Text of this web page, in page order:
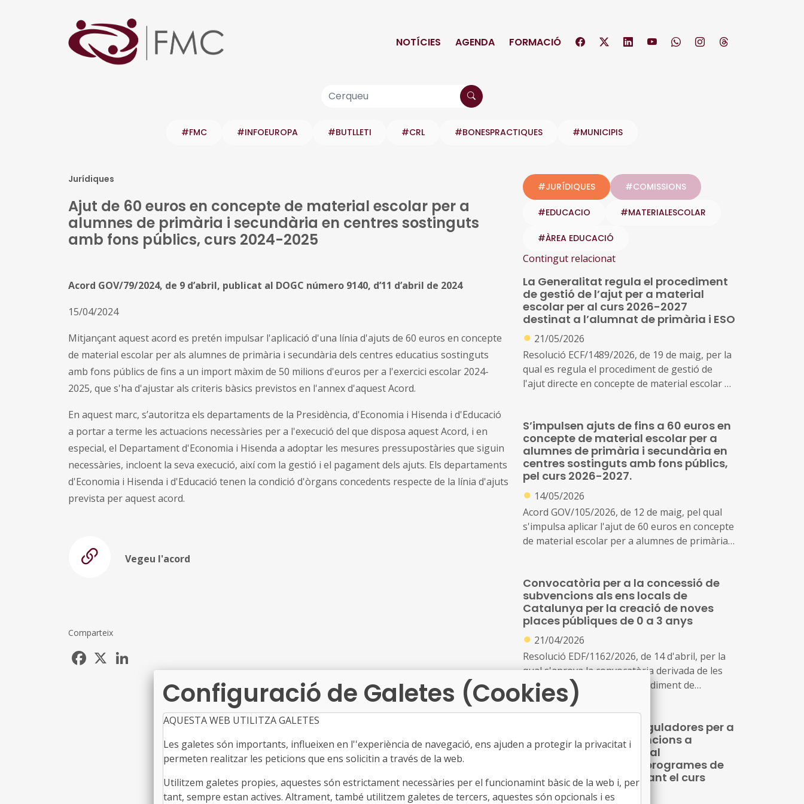
NOTÍCIES AGENDA FORMACIÓ
#FMC #INFOEUROPA #BUTLLETI #CRL #BONESPRACTIQUES #MUNICIPIS
Jurídiques
Ajut de 60 euros en concepte de material escolar per a
alumnes de primària i secundària en centres sostinguts
amb fons públics, curs 2024-2025
Acord GOV/79/2024, de 9 d’abril, publicat al DOGC número 9140, d’11 d’abril de 2024
15/04/2024
Mitjançant aquest acord es pretén impulsar l'aplicació d'una línia d'ajuts de 60 euros en concepte
de material escolar per als alumnes de primària i secundària dels centres educatius sostinguts
amb fons públics de fins a un import màxim de 50 milions d'euros per a l'exercici escolar 2024-
2025, que s'ha d'ajustar als criteris bàsics previstos en l'annex d'aquest Acord.
En aquest marc, s’autoritza els departaments de la Presidència, d'Economia i Hisenda i d'Educació
a portar a terme les actuacions necessàries per a l'execució del que disposa aquest Acord, i en
especial, el Departament d'Economia i Hisenda a adoptar les mesures pressupostàries que siguin
necessàries, incloent la seva execució, així com la gestió i el pagament dels ajuts. Els departaments
d'Economia i Hisenda i d'Educació tenen la condició d'òrgans concedents respecte de la línia d'ajuts
prevista per aquest acord.
Vegeu l'acord
Comparteix
Facebook
#JURÍDIQUES #COMISSIONS
#EDUCACIO #MATERIALESCOLAR
#ÀREA EDUCACIÓ
Contingut relacionat
La Generalitat regula el procediment
de gestió de l’ajut per a material
escolar per al curs 2026-2027
destinat a l’alumnat de primària i ESO
● 21/05/2026
Resolució ECF/1489/2026, de 19 de maig, per la
qual es regula el procediment de gestió de
l'ajut directe en concepte de material escolar a
amb fons públics en el curs 2026-2027,
impulsat per l'Acord GOV/105/2026, de 12 de
maig (ref. BDNS 906514)
S’impulsen ajuts de fins a 60 euros en
concepte de material escolar per a
alumnes de primària i secundària en
centres sostinguts amb fons públics,
pel curs 2026-2027.
● 14/05/2026
Acord GOV/105/2026, de 12 de maig, pel qual
s'impulsa aplicar l'ajut de 60 euros en concepte
de material escolar per a alumnes de primària i
les línies bàsiques per executar-lo
Convocatòria per a la concessió de
subvencions als ens locals de
Catalunya per la creació de noves
places públiques de 0 a 3 anys
● 21/04/2026
Resolució EDF/1162/2026, de 14 d'abril, per la
qual s'aprova la convocatòria derivada de les
bases reguladores del procediment de
concessió de subvencions als ens locals de
Catalunya destinades al finançament
d'infraestructures, equipament i funcionament
de les noves places del primer cicle d'educació
infantil en centres públics de Catalunya,
creades entre l'1 de gener de 2021 i el 21 d'abril
de 2026, en el marc del Pla de recuperació,
transformació i resiliència, finançat per la Unió
S’aproven les bases reguladores per a
la concessió de subvencions a
centres educatius, per al
desenvolupament de programes de
formació i inserció durant el curs
2026-2027
Configuració de Galetes (Cookies)
AQUESTA WEB UTILITZA GALETES
Les galetes són importants, influeixen en l''experiència de navegació, ens ajuden a protegir la privacitat i
permeten realitzar les peticions que ens solicitin a través de la web.
Utilitzem galetes propies, aquestes són estrictament necessàries per el funcionamint bàsic de la web i, per
tant, sempre estan actives. Altrament, també utilitzem galetes de tercers, aquestes són opcionals i es